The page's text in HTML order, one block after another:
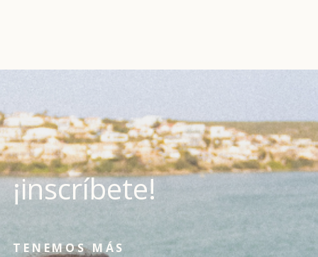
¡inscríbete!
TENEMOS MÁS